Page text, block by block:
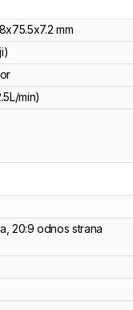
x75.5x7.2 mm
min)
, 20:9 odnos strana